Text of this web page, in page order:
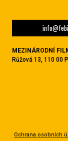
MEZINÁRODNÍ
Růžová 13, 110 00
Ochrana osobních